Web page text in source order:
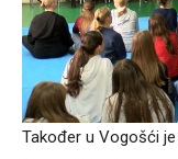
Također u Vogošći